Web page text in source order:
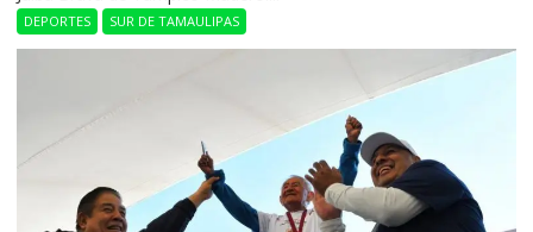
DEPORTES SUR DE TAMAULIPAS